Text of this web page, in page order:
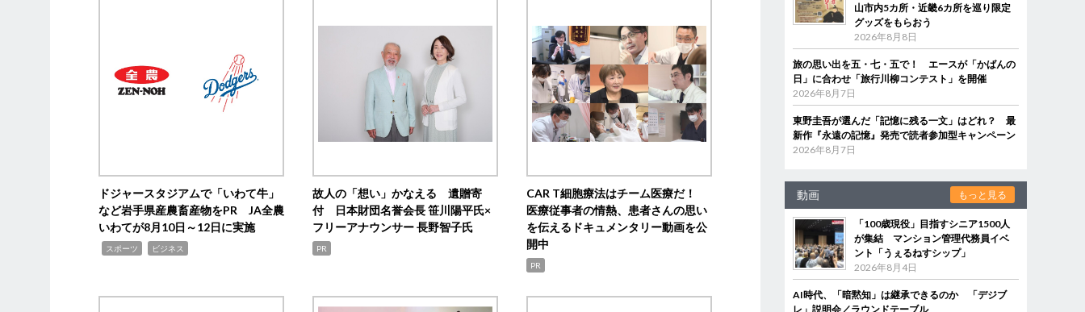
ドジャースタジアムで「いわて牛」
など岩手県産農畜産物をPR JA全農
いわてが8月10日～12日に実施
スポーツ ビジネス
故人の「想い」かなえる 遺贈寄
付 日本財団名誉会長 笹川陽平氏×
フリーアナウンサー 長野智子氏
PR
CAR T細胞療法はチーム医療だ！
医療従事者の情熱、患者さんの思い
を伝えるドキュメンタリー動画を公
開中
PR
山市内5カ所・近畿6カ所を巡り限定
グッズをもらおう
2026年8月8日
旅の思い出を五・七・五で！ エースが「かばんの
日」に合わせ「旅行川柳コンテスト」を開催
2026年8月7日
東野圭吾が選んだ「記憶に残る一文」はどれ？ 最
新作『永遠の記憶』発売で読者参加型キャンペーン
2026年8月7日
動画 もっと見る
「100歳現役」目指すシニア1500人
が集結 マンション管理代務員イベ
ント「うぇるねすシップ」
2026年8月4日
AI時代、「暗黙知」は継承できるのか 「デジブ
レ」説明会／ラウンドテーブル